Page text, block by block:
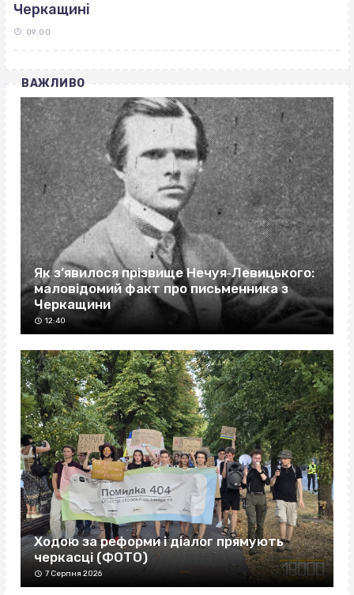
Черкащині
09:00
ВАЖЛИВО
Як з’явилося прізвище Нечуя‐Левицького:
маловідомий факт про письменника з
Черкащини
12:40
Ходою за реформи і діалог прямують
черкасці (ФОТО)
7 Серпня 2026